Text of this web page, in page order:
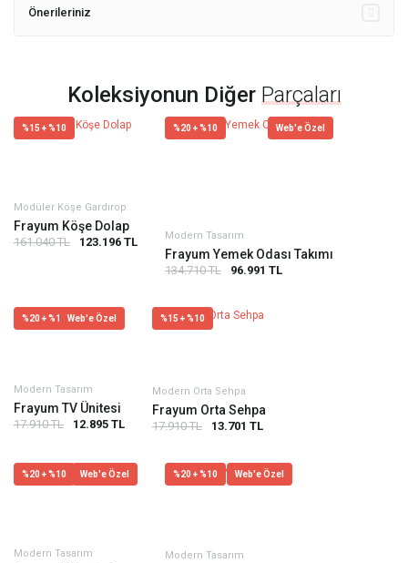
Önerileriniz
Koleksiyonun Diğer Parçaları
%15 + %10
Modüler Köşe Gardırop
Frayum Köşe Dolap
161.040 TL 123.196 TL
%20 + %10 Web'e Özel
Modern Tasarım
Frayum Yemek Odası Takımı
134.710 TL 96.991 TL
%20 + %10 Web'e Özel
Modern Tasarım
Frayum TV Ünitesi
17.910 TL 12.895 TL
%15 + %10
Modern Orta Sehpa
Frayum Orta Sehpa
17.910 TL 13.701 TL
%20 + %10 Web'e Özel
Modern Tasarım
%20 + %10 Web'e Özel
Modern Tasarım